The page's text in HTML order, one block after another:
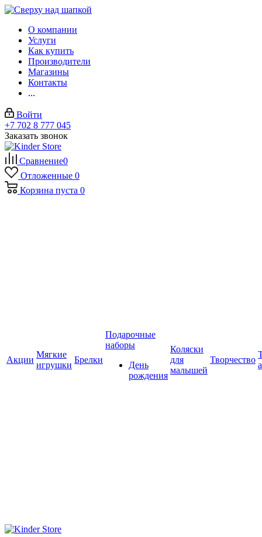
О компании
Услуги
Как купить
Производители
Магазины
Контакты
...
Войти
+7 702 8 777 045
Заказать звонок
Сравнение0
Отложенные 0
Корзина пуста 0
Акции
Мягкие
игрушки
Брелки
Подарочные
наборы
День
рождения
Коляски
для
малышей
Творчество